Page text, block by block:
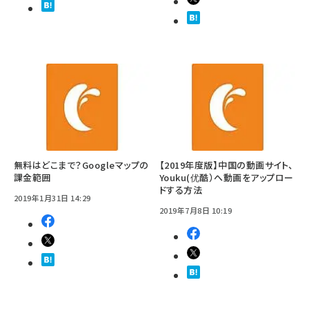
無料はどこまで？Googleマップの
課金範囲
2019年1月31日 14:29
【2019年度版】中国の動画サイト、
Youku(优酷）へ動画をアップロー
ドする方法
2019年7月8日 10:19